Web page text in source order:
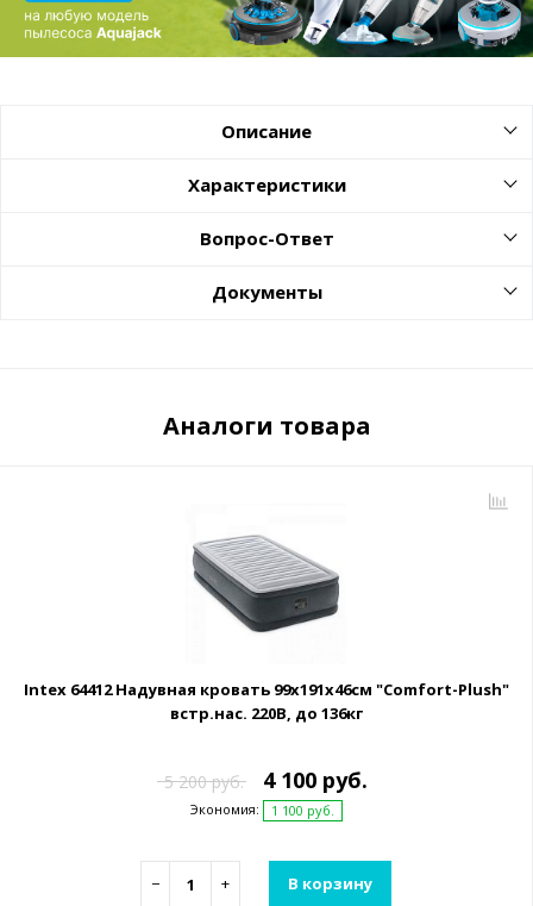
Описание
Характеристики
Вопрос-Ответ
Документы
Аналоги товара
Intex 64412 Надувная кровать 99х191х46см "Comfort-Plush"
встр.нас. 220В, до 136кг
5 200 руб. 4 100 руб.
Экономия: 1 100 руб.
− + В корзину